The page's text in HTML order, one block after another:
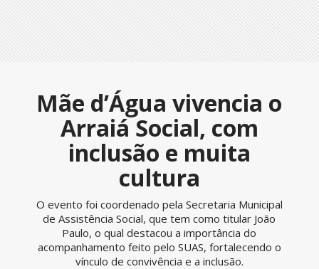
Mãe d’Água vivencia o
Arraiá Social, com
inclusão e muita
cultura
O evento foi coordenado pela Secretaria Municipal
de Assistência Social, que tem como titular João
Paulo, o qual destacou a importância do
acompanhamento feito pelo SUAS, fortalecendo o
vínculo de convivência e a inclusão.